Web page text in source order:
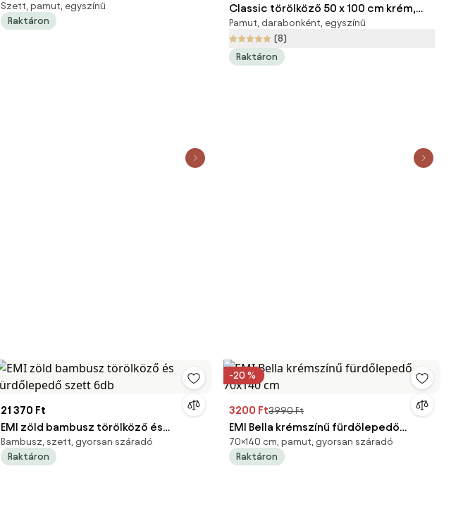
Szett, pamut, egyszínű
Raktáron
Classic törölköző 50 x 100 cm krém,
100% pamut
Pamut, darabonként, egyszínű
(8)
Raktáron
21 370 Ft
EMI zöld bambusz törölköző és
fürdőlepedő szett 6db
Bambusz, szett, gyorsan száradó
Raktáron
-20 %
3200 Ft3990 Ft
EMI Bella krémszínű fürdőlepedő
70x140 cm
70×140 cm, pamut, gyorsan száradó
Raktáron